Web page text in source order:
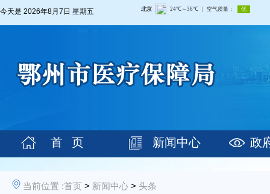
今天是 2026年8月7日 星期五
首 页 新闻中心 政
当前位置 :首页 > 新闻中心 > 头条